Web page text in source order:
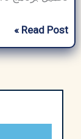
تحميل
برنامج
Advanced
Read Post »